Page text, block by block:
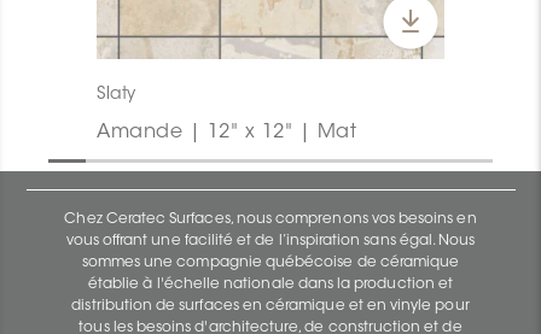
Slaty
Amande | 12" x 12" | Mat
Chez Ceratec Surfaces, nous comprenons vos besoins en
vous offrant une facilité et de l’inspiration sans égal. Nous
sommes une compagnie québécoise de céramique
établie à l'échelle nationale dans la production et
distribution de surfaces en céramique et en vinyle pour
tous les besoins d'architecture, de construction et de